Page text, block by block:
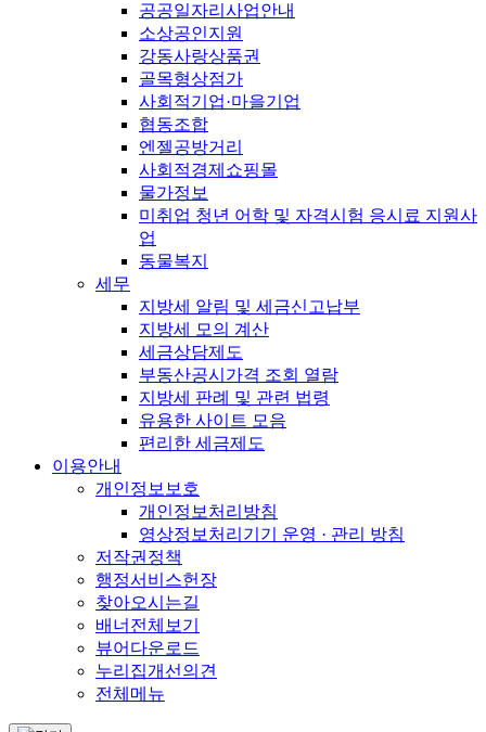
공공일자리사업안내
소상공인지원
강동사랑상품권
골목형상점가
사회적기업·마을기업
협동조합
엔젤공방거리
사회적경제쇼핑몰
물가정보
미취업 청년 어학 및 자격시험 응시료 지원사
업
동물복지
세무
지방세 알림 및 세금신고납부
지방세 모의 계산
세금상담제도
부동산공시가격 조회 열람
지방세 판례 및 관련 법령
유용한 사이트 모음
편리한 세금제도
이용안내
개인정보보호
개인정보처리방침
영상정보처리기기 운영 · 관리 방침
저작권정책
행정서비스헌장
찾아오시는길
배너전체보기
뷰어다운로드
누리집개선의견
전체메뉴